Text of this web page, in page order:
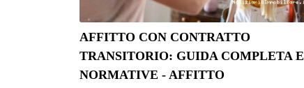
AFFITTO CON CONTRATTO
TRANSITORIO: GUIDA COMPLETA E
NORMATIVE - AFFITTO